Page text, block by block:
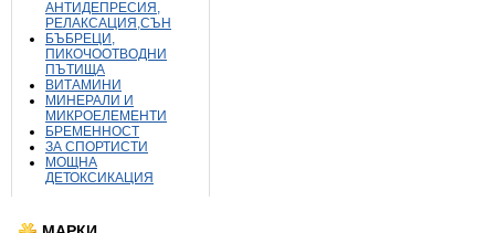
АНТИДЕПРЕСИЯ,
РЕЛАКСАЦИЯ,СЪН
БЪБРЕЦИ,
ПИКОЧООТВОДНИ
ПЪТИЩА
ВИТАМИНИ
МИНЕРАЛИ И
МИКРОЕЛЕМЕНТИ
БРЕМЕННОСТ
ЗА СПОРТИСТИ
МОЩНА
ДЕТОКСИКАЦИЯ